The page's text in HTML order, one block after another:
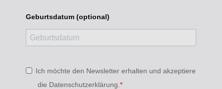
Geburtsdatum (optional)
Ich möchte den Newsletter erhalten und akzeptiere
die Datenschutzerklärung.